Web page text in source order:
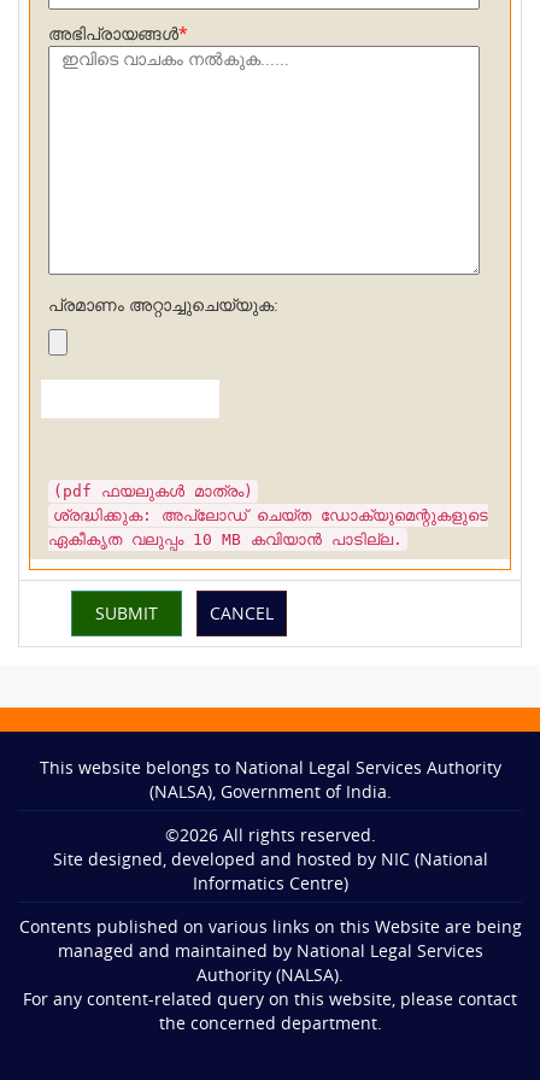
അഭിപ്രായങ്ങൾ*
പ്രമാണം അറ്റാച്ചുചെയ്യുക:
(pdf ഫയലുകൾ മാത്രം)
ശ്രദ്ധിക്കുക: അപ്‌ലോഡ് ചെയ്‌ത ഡോക്യുമെന്റുകളുടെ
ഏകീകൃത വലുപ്പം 10 MB കവിയാൻ പാടില്ല.
This website belongs to National Legal Services Authority
(NALSA), Government of India.
©2026All rights reserved.
Site designed, developed and hosted by NIC (National
Informatics Centre)
Contents published on various links on this Website are being
managed and maintained by National Legal Services
Authority (NALSA).
For any content-related query on this website, please contact
the concerned department.